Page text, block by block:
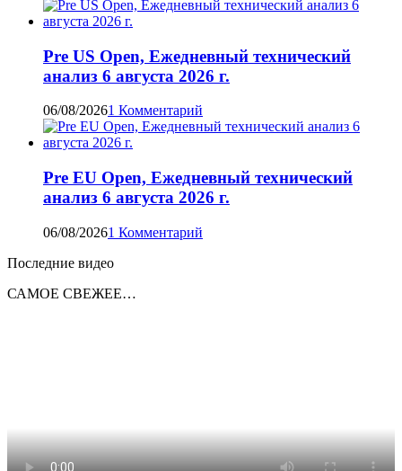
Pre US Open, Ежедневный технический
анализ 6 августа 2026 г.
06/08/20261 Комментарий
Pre EU Open, Ежедневный технический
анализ 6 августа 2026 г.
06/08/20261 Комментарий
Последние видео
САМОЕ СВЕЖЕЕ…